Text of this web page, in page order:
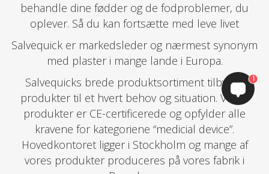
behandle dine fødder og de fodproblemer, du
oplever. Så du kan fortsætte med leve livet
Salvequick er markedsleder og nærmest synonym
med plaster i mange lande i Europa.
​​​​​​​Salvequicks brede produktsortiment tilbyder
produkter til et hvert behov og situation. Vores
produkter er CE-certificerede og opfylder alle
kravene for kategoriene “medicial device”.
Hovedkontoret ligger i Stockholm og mange af
vores produkter produceres på vores fabrik i
1